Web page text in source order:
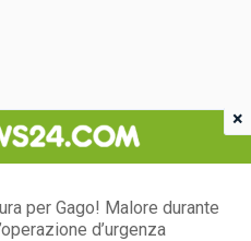
per Gago! Malore durante
d’urgenza
×